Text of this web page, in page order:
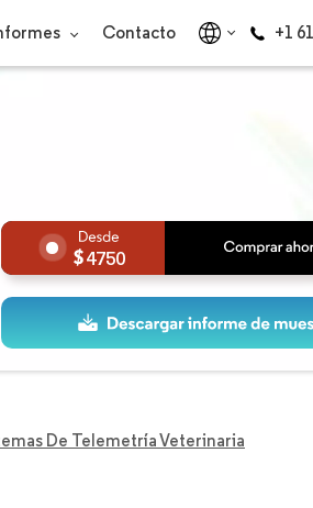
Contacto +1
4750
De Telemetría Veterinaria